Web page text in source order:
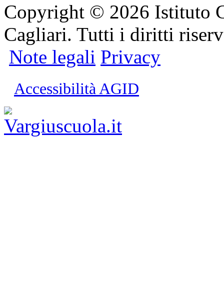
Copyright © 2026 Istituto
Cagliari. Tutti i diritti
Note legali Privacy
Accessibilità AGID